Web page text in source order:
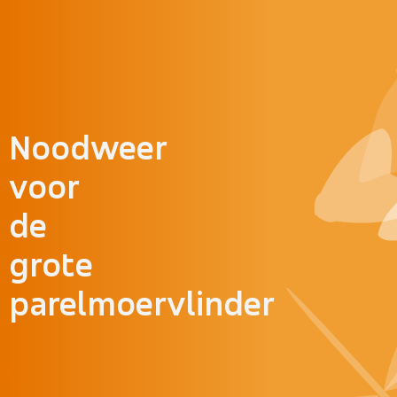
Noodweer
voor
de
grote
parelmoervlinder